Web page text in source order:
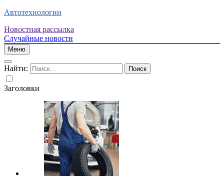
Автотехнологии
Новостная рассылка
Случайные новости
Меню
Найти:
Заголовки